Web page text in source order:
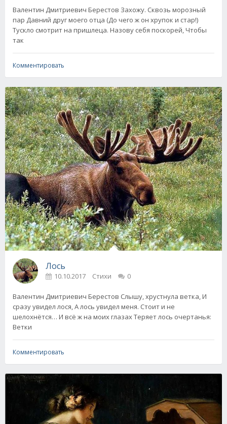
Валентин Дмитриевич Берестов Захожу. Сквозь морозный
пар Давний друг моего отца (До чего ж он хрупок и стар!)
Тускло смотрит на пришлеца. Назову себя поскорей, Чтобы
так
Комментировать
Лось
10.10.2017 Стихи 0
Валентин Дмитриевич Берестов Слышу, хрустнула ветка, И
сразу увидел лося, А лось увидел меня. Стоит и не
шелохнётся… И всё ж на моих глазах Теряет лось очертанья:
Ветки
Комментировать